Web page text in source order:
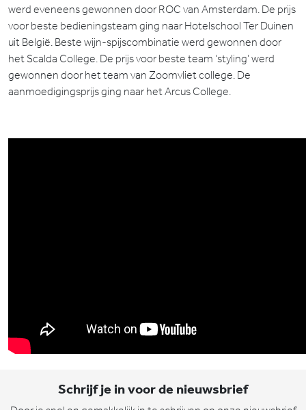
werd eveneens gewonnen door ROC van Amsterdam. De prijs
voor beste bedieningsteam ging naar Hotelschool Ter Duinen
uit België. Beste wijn-spijscombinatie werd gewonnen door
het Scalda College. De prijs voor beste team ‘styling’ werd
gewonnen door het team van Zoomvliet college. De
aanmoedigingsprijs ging naar het Arcus College.
Schrijf je in voor de nieuwsbrief